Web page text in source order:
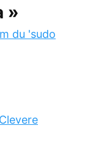
»
du 'sudo